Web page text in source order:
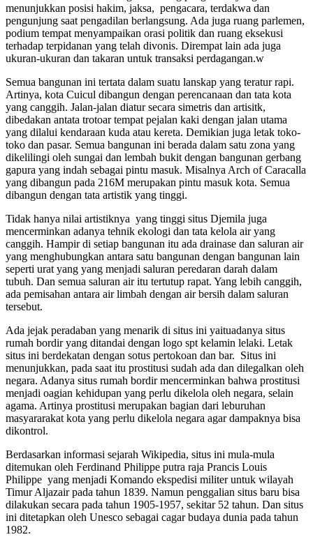
menunjukkan posisi hakim, jaksa, pengacara, terdakwa dan
pengunjung saat pengadilan berlangsung. Ada juga ruang parlemen,
podium tempat menyampaikan orasi politik dan ruang eksekusi
terhadap terpidanan yang telah divonis. Dirempat lain ada juga
ukuran-ukuran dan takaran untuk transaksi perdagangan.w
Semua bangunan ini tertata dalam suatu lanskap yang teratur rapi.
Artinya, kota Cuicul dibangun dengan perencanaan dan tata kota
yang canggih. Jalan-jalan diatur secara simetris dan artisitk,
dibedakan antata trotoar tempat pejalan kaki dengan jalan utama
yang dilalui kendaraan kuda atau kereta. Demikian juga letak toko-
toko dan pasar. Semua bangunan ini berada dalam satu zona yang
dikelilingi oleh sungai dan lembah bukit dengan bangunan gerbang
gapura yang indah sebagai pintu masuk. Misalnya Arch of Caracalla
yang dibangun pada 216M merupakan pintu masuk kota. Semua
dibangun dengan tata artistik yang tinggi.
Tidak hanya nilai artistiknya yang tinggi situs Djemila juga
mencerminkan adanya tehnik ekologi dan tata kelola air yang
canggih. Hampir di setiap bangunan itu ada drainase dan saluran air
yang menghubungkan antara satu bangunan dengan bangunan lain
seperti urat yang yang menjadi saluran peredaran darah dalam
tubuh. Dan semua saluran air itu tertutup rapat. Yang lebih canggih,
ada pemisahan antara air limbah dengan air bersih dalam saluran
tersebut.
Ada jejak peradaban yang menarik di situs ini yaituadanya situs
rumah bordir yang ditandai dengan logo spt kelamin lelaki. Letak
situs ini berdekatan dengan sotus pertokoan dan bar. Situs ini
menunjukkan, pada saat itu prostitusi sudah ada dan dilegalkan oleh
negara. Adanya situs rumah bordir mencerminkan bahwa prostitusi
menjadi oagian kehidupan yang perlu dikelola oleh negara, selain
agama. Artinya prostitusi merupakan bagian dari leburuhan
masyararakat kota yang perlu dikelola negara agar dampaknya bisa
dikontrol.
Berdasarkan informasi sejarah Wikipedia, situs ini mula-mula
ditemukan oleh Ferdinand Philippe putra raja Prancis Louis
Philippe yang menjadi Komando ekspedisi militer untuk wilayah
Timur Aljazair pada tahun 1839. Namun penggalian situs baru bisa
dilakukan secara pada tahun 1905-1957, sekitar 52 tahun. Dan situs
ini ditetapkan oleh Unesco sebagai cagar budaya dunia pada tahun
1982.